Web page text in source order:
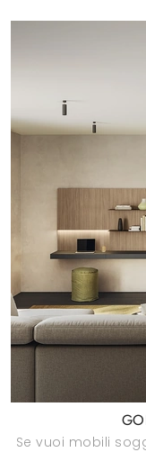
Se vuoi mobili